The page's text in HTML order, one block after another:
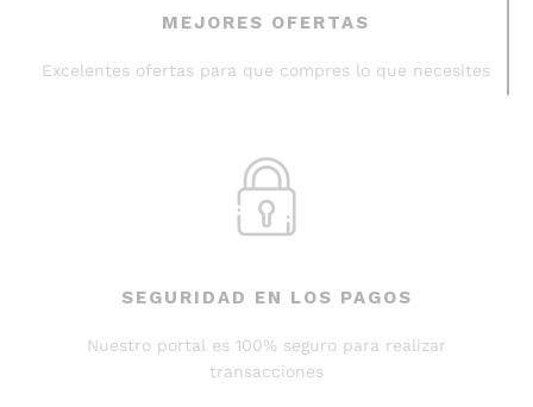
MEJORES OFERTAS
Excelentes ofertas para que compres lo que necesites
SEGURIDAD EN LOS PAGOS
Nuestro portal es 100% seguro para realizar
transacciones